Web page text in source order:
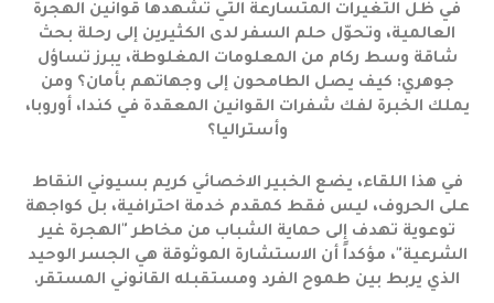
في ظل التغيرات المتسارعة التي تشهدها قوانين الهجرة
العالمية، وتحوّل حلم السفر لدى الكثيرين إلى رحلة بحث
شاقة وسط ركام من المعلومات المغلوطة، يبرز تساؤل
جوهري: كيف يصل الطامحون إلى وجهاتهم بأمان؟ ومن
يملك الخبرة لفك شفرات القوانين المعقدة في كندا، أوروبا،
وأستراليا؟
في هذا اللقاء، يضع الخبير الاخصائي كريم بسيوني النقاط
على الحروف، ليس فقط كمقدم خدمة احترافية، بل كواجهة
توعوية تهدف إلى حماية الشباب من مخاطر "الهجرة غير
الشرعية"، مؤكداً أن الاستشارة الموثوقة هي الجسر الوحيد
الذي يربط بين طموح الفرد ومستقبله القانوني المستقر.